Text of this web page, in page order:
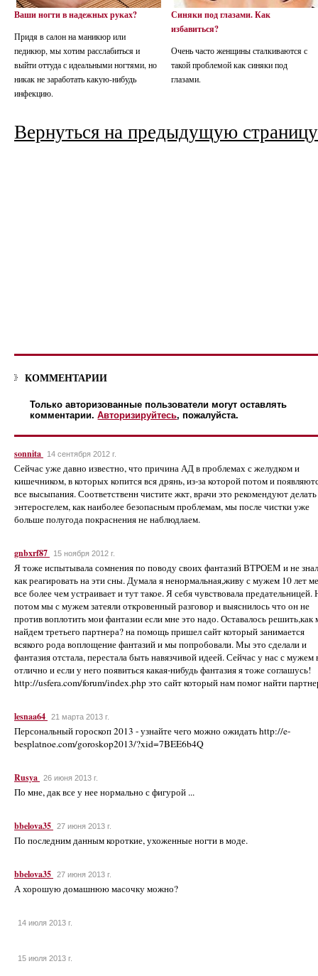
Ваши ногти в надежных руках?
Придя в салон на маникюр или
педикюр, мы хотим расслабиться и
выйти оттуда с идеальными ногтями, но
никак не заработать какую-нибудь
инфекцию.
Синяки под глазами. Как
избавиться?
Очень часто женщины сталкиваются с
такой проблемой как синяки под
глазами.
Вернуться на предыдущую страницу
КОММЕНТАРИИ
Только авторизованные пользователи могут оставлять
комментарии.Авторизируйтесь, пожалуйста.
sonnita 14 сентября 2012 г.
Сейчас уже давно известно, что причина АД в проблемах с желудком и
кишечником, в которых копится вся дрянь, из-за которой потом и
все высыпания. Соответственн чистите жкт, врачи это рекомендуют делать
энтеросгелем, как наиболее безопасным проблемам, мы после чистки уже
больше полугода покраснения не наблюдлаем.
gnbxrf87 15 ноября 2012 г.
Я тоже испытывала сомнения по поводу своих фантазий ВТРОЕМ и не
как реагировать на эти сны. Думала я ненормальная,живу с мужем 10 лет
все более чем устраивает и тут такое. Я себя чувствовала предательницей.
потом мы с мужем затеяли откровенный разговор и выяснилось что он не
против воплотить мои фантазии если мне это надо. Оставалось решить,как
найдем третьего партнера? на помощь пришел сайт который занимается
всякого рода воплощение фантазий и мы попробовали. Мы это сделали и
фантазия отстала, перестала быть навязчивой идеей. Сейчас у нас с мужем
отлично и если у него появиться какая-нибудь фантазия я тоже соглашусь!
http://usfera.com/forum/index.php это сайт который нам помог найти
lesnaa64 21 марта 2013 г.
Персональный гороскоп 2013 - узнайте чего можно ожидать http://e-
besplatnoe.com/goroskop2013/?xid=7BEE6b4Q
Rusya 26 июня 2013 г.
По мне, дак все у нее нормально с фигурой ...
bbelova35 27 июня 2013 г.
По последним данным короткие, ухоженные ногти в моде.
bbelova35 27 июня 2013 г.
А хорошую домашнюю масочку можно?
14 июля 2013 г.
15 июля 2013 г.